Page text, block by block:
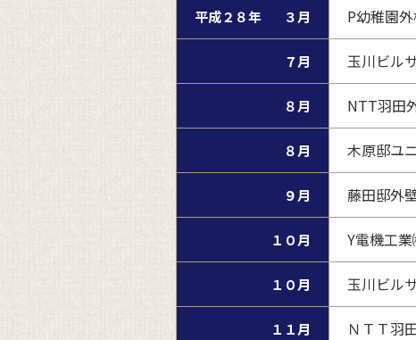
平成２８年 ３月 P幼稚園
７月 玉川ビル
８月 NTT羽田
８月 木原邸ユ
９月 藤田邸外
１０月 Y電機工
１０月 玉川ビル
１１月 ＮＴＴ羽